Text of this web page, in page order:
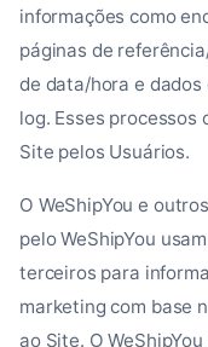
informações como
páginas de
de data/hora e dados
log. Esses
Site pelos Usuários.
O WeShipYou e
pelo WeShipYou
terceiros para
marketing com base
ao Site. O